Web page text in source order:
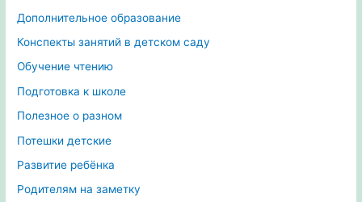
Дополнительное образование
Конспекты занятий в детском саду
Обучение чтению
Подготовка к школе
Полезное о разном
Потешки детские
Развитие ребёнка
Родителям на заметку